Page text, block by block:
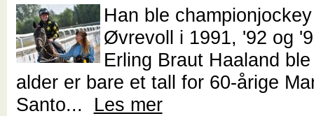
Han ble
Øvrevoll i 1991, '92 og
Erling Braut Haaland
alder er bare et tall for 60-årige
Santo... Les mer